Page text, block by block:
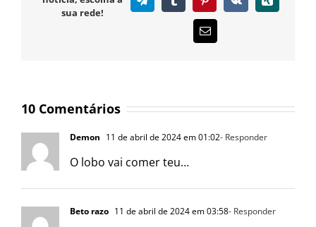
sua rede!
E-
mail
10 Comentários
Demon 11 de abril de 2024 em 01:02- Responder
O lobo vai comer teu…
Beto razo 11 de abril de 2024 em 03:58- Responder